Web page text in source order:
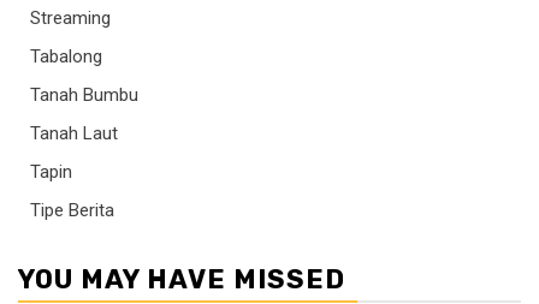
Streaming
Tabalong
Tanah Bumbu
Tanah Laut
Tapin
Tipe Berita
YOU MAY HAVE MISSED